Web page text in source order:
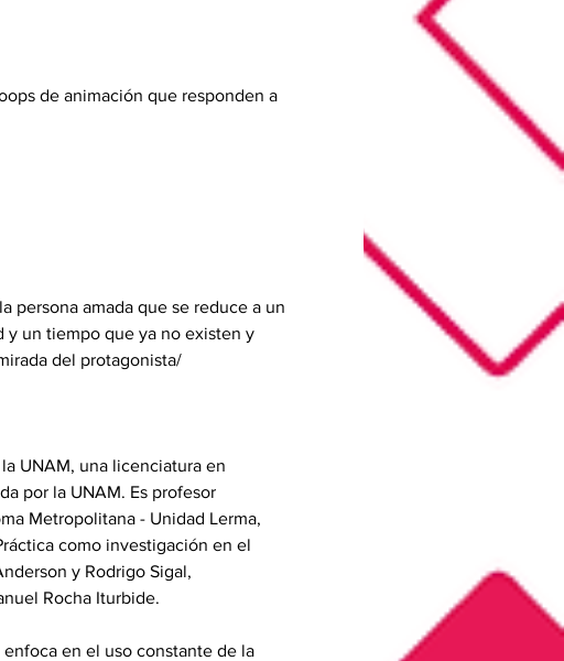
de animación que responden a
persona amada que se reduce a un
y un tiempo que ya no existen y
del protagonista/
UNAM, una licenciatura en
por la UNAM. Es profesor
Metropolitana - Unidad Lerma,
como investigación en el
y Rodrigo Sigal,
Rocha Iturbide.
en el uso constante de la